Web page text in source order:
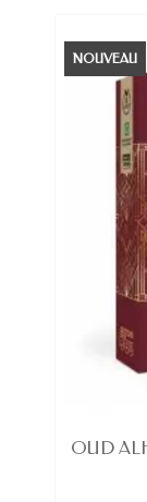
NOUVEAU
OUD